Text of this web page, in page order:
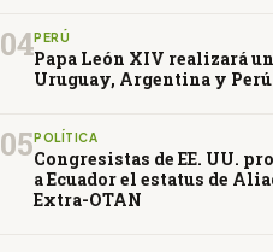
04PERÚ
Papa León XIV realizará
Uruguay, Argentina y
05 POLÍTICA
Congresistas de EE. UU.
a Ecuador el estatus de
Extra-OTAN